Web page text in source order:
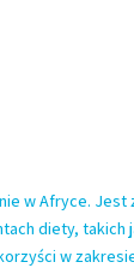
w Afryce. Jest
diety, takich
w